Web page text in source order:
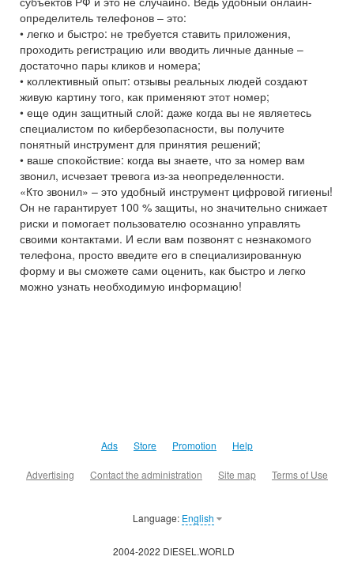
определитель телефонов – это:
• легко и быстро: не требуется ставить приложения,
проходить регистрацию или вводить личные данные –
достаточно пары кликов и номера;
• коллективный опыт: отзывы реальных людей создают
живую картину того, как применяют этот номер;
• еще один защитный слой: даже когда вы не являетесь
специалистом по кибербезопасности, вы получите
понятный инструмент для принятия решений;
• ваше спокойствие: когда вы знаете, что за номер вам
звонил, исчезает тревога из-за неопределенности.
«Кто звонил» – это удобный инструмент цифровой гигиены!
Он не гарантирует 100 % защиты, но значительно снижает
риски и помогает пользователю осознанно управлять
своими контактами. И если вам позвонят с незнакомого
телефона, просто введите его в специализированную
форму и вы сможете сами оценить, как быстро и легко
можно узнать необходимую информацию!
Ads Store Promotion Help
Advertising Contact the administration Site map Terms of Use
Language: English
2004-2022 DIESEL.WORLD